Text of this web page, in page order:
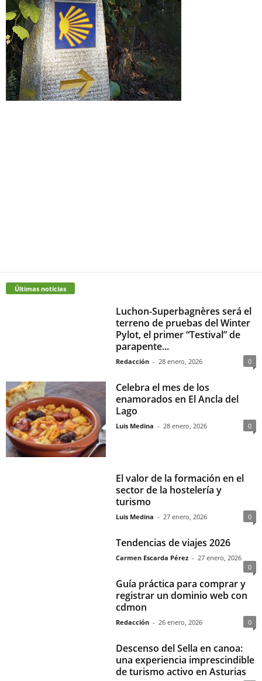
Últimas noticias
Luchon-Superbagnères será el
terreno de pruebas del Winter
Pylot, el primer “Testival” de
parapente...
Redacción - 28 enero, 2026 0
Celebra el mes de los
enamorados en El Ancla del
Lago
Luis Medina - 28 enero, 2026 0
El valor de la formación en el
sector de la hostelería y
turismo
Luis Medina - 27 enero, 2026 0
Tendencias de viajes 2026
Carmen Escarda Pérez - 27 enero, 2026
0
Guía práctica para comprar y
registrar un dominio web con
cdmon
Redacción - 26 enero, 2026 0
Descenso del Sella en canoa:
una experiencia imprescindible
de turismo activo en Asturias